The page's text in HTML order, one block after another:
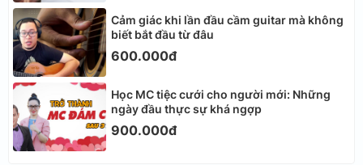
Cảm giác khi lần đầu cầm guitar mà không
biết bắt đầu từ đâu
600.000đ
Học MC tiệc cưới cho người mới: Những
ngày đầu thực sự khá ngợp
900.000đ